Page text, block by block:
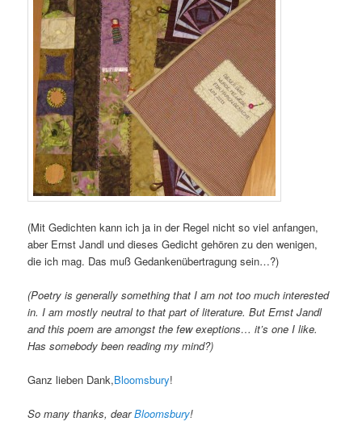
(Mit Gedichten kann ich ja in der Regel nicht so viel anfangen,
aber Ernst Jandl und dieses Gedicht gehören zu den wenigen,
die ich mag. Das muß Gedankenübertragung sein…?)
(Poetry is generally something that I am not too much interested
in. I am mostly neutral to that part of literature. But Ernst Jandl
and this poem are amongst the few exeptions… it’s one I like.
Has somebody been reading my mind?)
Ganz lieben Dank,Bloomsbury!
So many thanks, dearBloomsbury!